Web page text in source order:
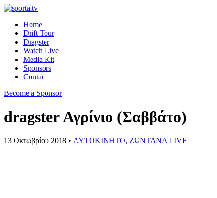
Home
Drift Tour
Dragster
Watch Live
Media Kit
Sponsors
Contact
Become a Sponsor
dragster Αγρίνιο (Σαββάτο)
13 Οκτωβρίου 2018 • AYTOKINHTO, ΖΩΝΤΑΝΑ LIVE